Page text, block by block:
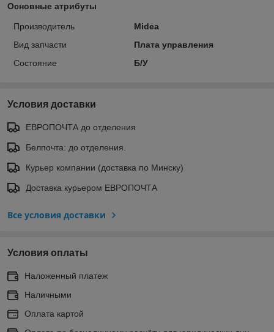
Основные атрибуты
Производитель
Midea
Вид запчасти
Плата управления
Состояние
Б/У
Условия доставки
ЕВРОПОЧТА до отделения
Белпочта: до отделения.
Курьер компании (доставка по Минску)
Доставка курьером ЕВРОПОЧТА
Все условия доставки
Условия оплаты
Наложенный платеж
Наличными
Оплата картой